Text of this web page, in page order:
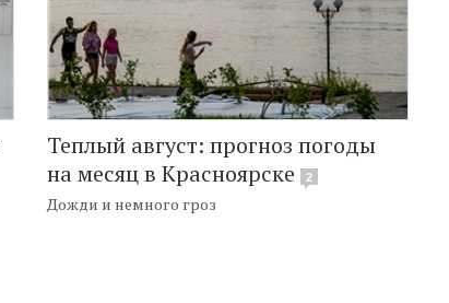
Теплый август: прогноз погоды
на месяц в Красноярске
2
Дожди и немного гроз